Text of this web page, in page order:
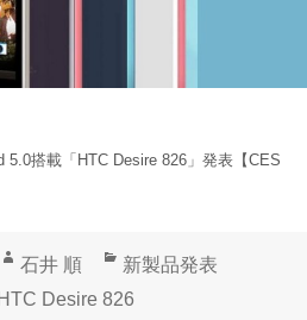
5.0搭載「HTC Desire 826」発表【CES
作
成
石井 順
カ
テ
新製品発表
HTC Desire 826